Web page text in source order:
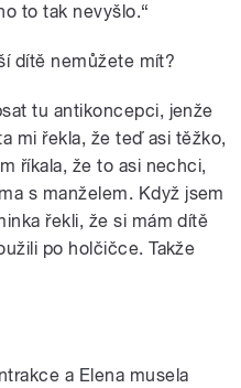
to tak nevyšlo.“
dítě nemůžete mít?
tu antikoncepci, jenže
mi řekla, že teď asi těžko,
říkala, že to asi nechci,
s manželem. Když jsem
řekli, že si mám dítě
po holčičce. Takže
a Elena musela